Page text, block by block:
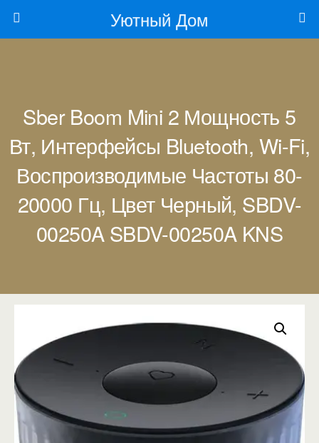
Уютный Дом
Sber Boom Mini 2 Мощность 5
Вт, Интерфейсы Bluetooth, Wi-Fi,
Воспроизводимые Частоты 80-
20000 Гц, Цвет Черный, SBDV-
00250A SBDV-00250A KNS